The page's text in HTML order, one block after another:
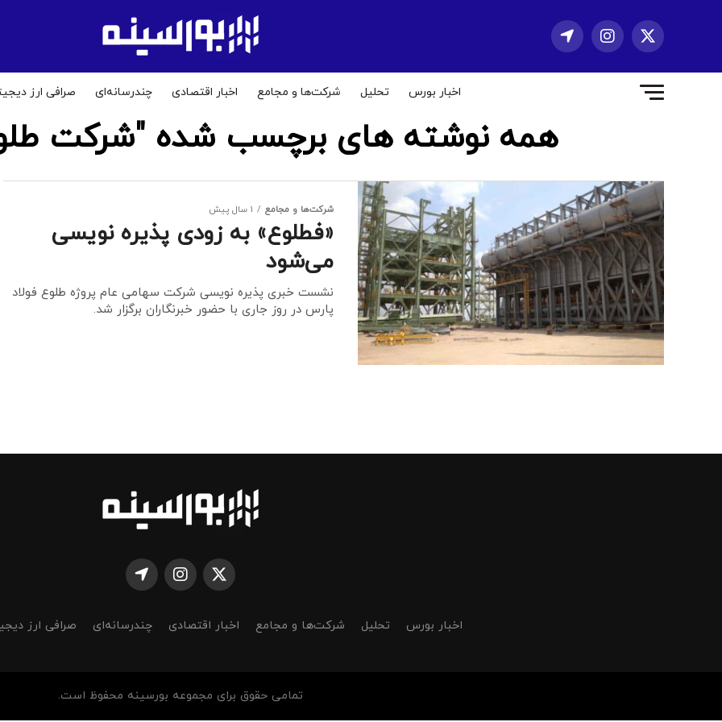
اخبار بورس تحلیل شرکت‌ها و مجامع اخبار اقتصادی چندرسانه‌ای صرافی ارز
همه نوشته های برچسب شده "شرکت
شرکت‌ها و مجامع 1 سال پیش
«فطلوع» به زودی پذیره نویسی
می‌شود
نشست خبری پذیره نویسی شرکت سهامی عام پروژه طلوع فولاد
پارس در روز جاری با حضور خبرنگاران برگزار شد.
اخبار بورس تحلیل شرکت‌ها و مجامع اخبار اقتصادی چندرسانه‌ای صرافی ارز
تمامی حقوق برای مجموعه بورسینه محفوظ است.